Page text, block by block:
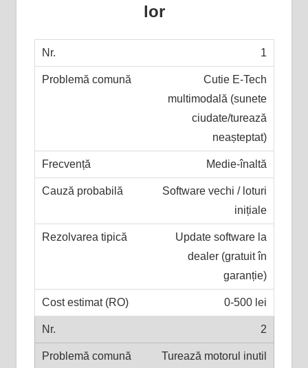
lor
1
Cutie E-Tech
multimodală (sunete
ciudate/turează
neașteptat)
Medie-înaltă
Software vechi / loturi
inițiale
Update software la
dealer (gratuit în
garanție)
0-500 lei
2
Turează motorul inutil